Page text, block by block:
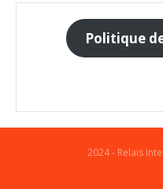
Politique
2024 - Relais